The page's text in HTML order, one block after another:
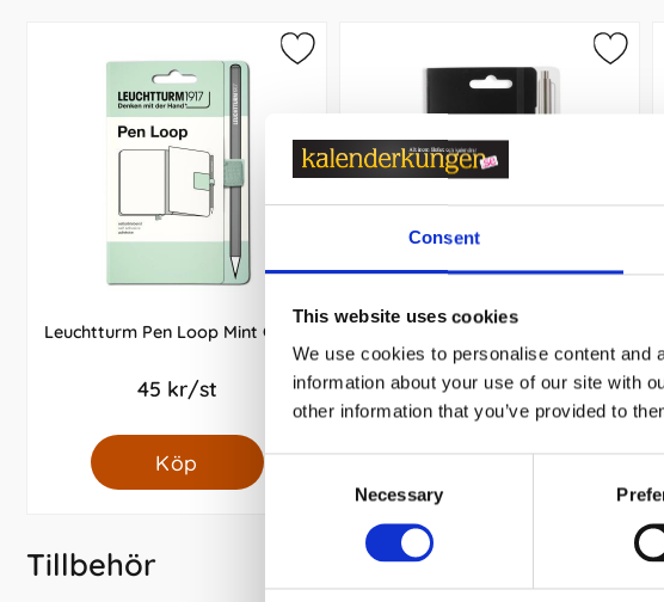
Consent
This website uses cookies
We use cookies to personalise content and
information about your use of our site with
other information that you’ve provided to
Necessary
Leuchtturm Pen Loop Mint Green
45 kr/st
Köp
45 kr/st
Köp
Tillbehör